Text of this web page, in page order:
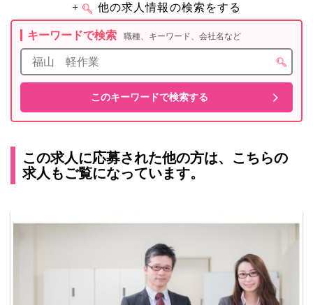
+ 他の求人情報の検索をする
キーワードで検索 職種、キーワード、会社名など
この求人に応募された他の方は、こちらの
求人もご覧になっています。